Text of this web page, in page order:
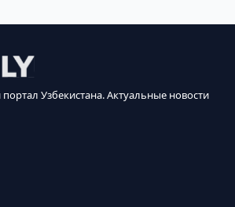
Узбекистана. Актуальные новости